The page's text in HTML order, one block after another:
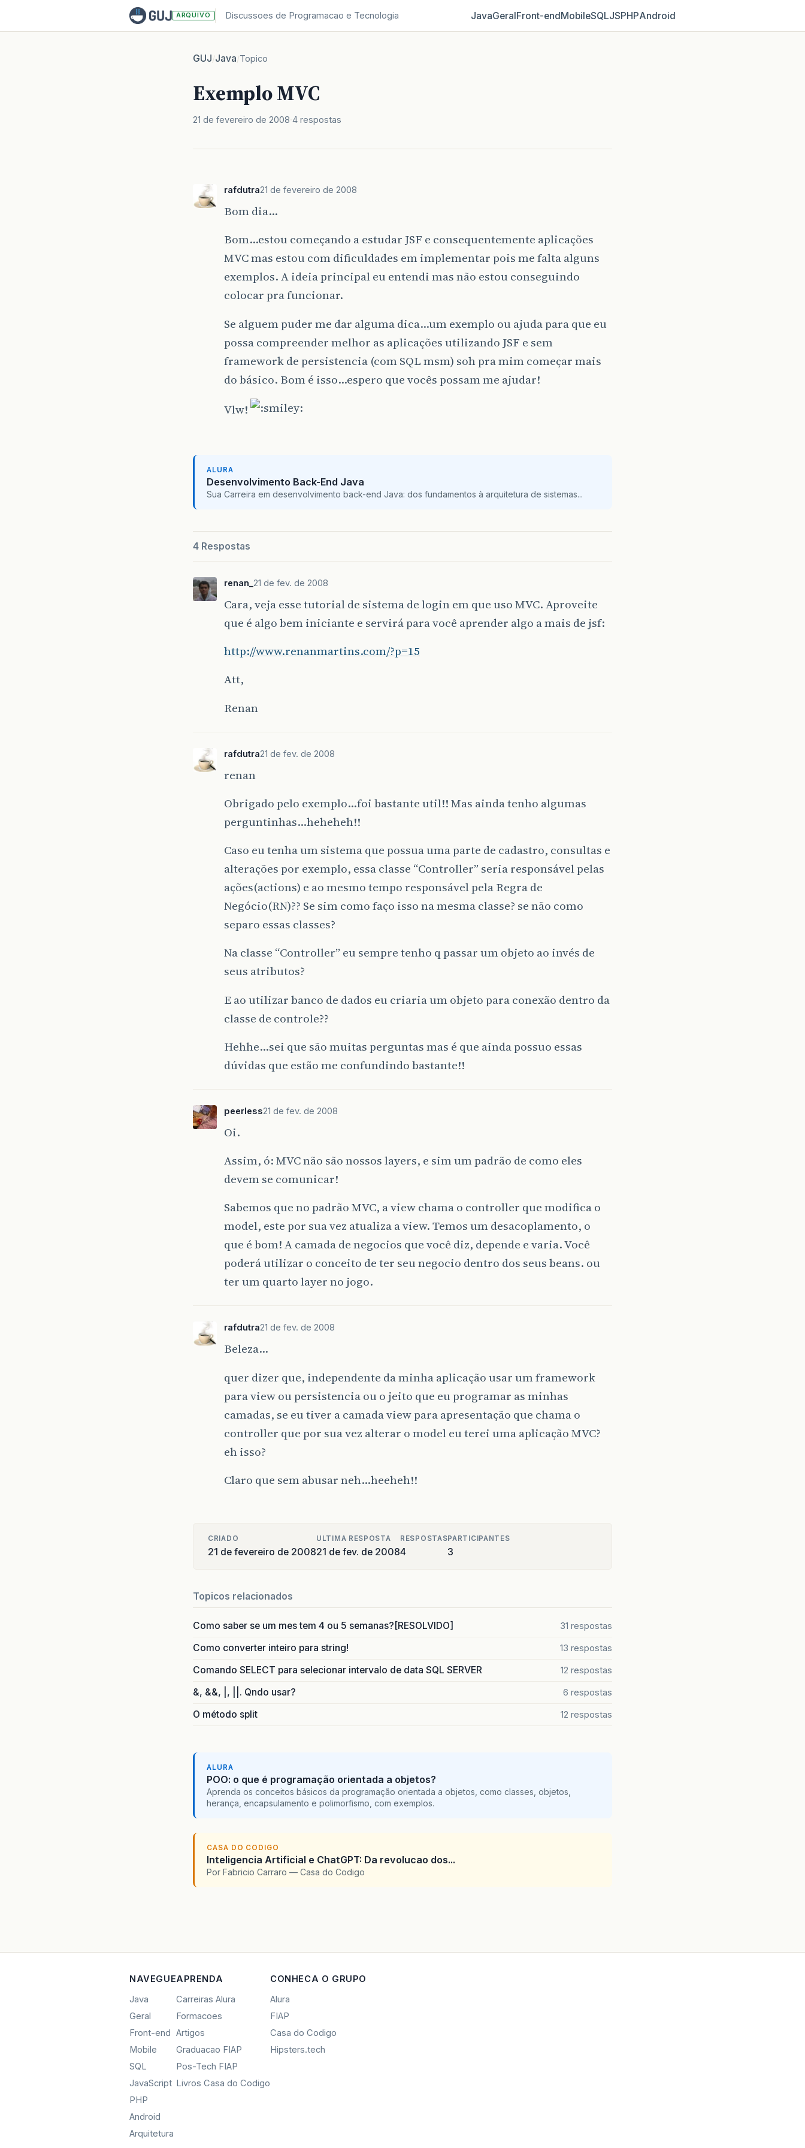
ARQUIVO Discussoes de Programacao e Tecnologia JavaGeralFront‑endMobileSQLJSPHPAndroid
GUJ/Java/Topico
Exemplo MVC
21 de fevereiro de 2008 4 respostas
rafdutra21 de fevereiro de 2008
Bom dia…
Bom…estou começando a estudar JSF e consequentemente aplicações
MVC mas estou com dificuldades em implementar pois me falta alguns
exemplos. A ideia principal eu entendi mas não estou conseguindo
colocar pra funcionar.
Se alguem puder me dar alguma dica…um exemplo ou ajuda para que eu
possa compreender melhor as aplicações utilizando JSF e sem
framework de persistencia (com SQL msm) soh pra mim começar mais
do básico. Bom é isso…espero que vocês possam me ajudar!
Vlw!
ALURA
Desenvolvimento Back-End Java
Sua Carreira em desenvolvimento back-end Java: dos fundamentos à arquitetura de sistemas...
4 Respostas
renan_21 de fev. de 2008
Cara, veja esse tutorial de sistema de login em que uso MVC. Aproveite
que é algo bem iniciante e servirá para você aprender algo a mais de jsf:
http://www.renanmartins.com/?p=15
Att,
Renan
rafdutra21 de fev. de 2008
renan
Obrigado pelo exemplo…foi bastante util!! Mas ainda tenho algumas
perguntinhas…heheheh!!
Caso eu tenha um sistema que possua uma parte de cadastro, consultas e
alterações por exemplo, essa classe “Controller” seria responsável pelas
ações(actions) e ao mesmo tempo responsável pela Regra de
Negócio(RN)?? Se sim como faço isso na mesma classe? se não como
separo essas classes?
Na classe “Controller” eu sempre tenho q passar um objeto ao invés de
seus atributos?
E ao utilizar banco de dados eu criaria um objeto para conexão dentro da
classe de controle??
Hehhe…sei que são muitas perguntas mas é que ainda possuo essas
dúvidas que estão me confundindo bastante!!
peerless21 de fev. de 2008
Oi.
Assim, ó: MVC não são nossos layers, e sim um padrão de como eles
devem se comunicar!
Sabemos que no padrão MVC, a view chama o controller que modifica o
model, este por sua vez atualiza a view. Temos um desacoplamento, o
que é bom! A camada de negocios que você diz, depende e varia. Você
poderá utilizar o conceito de ter seu negocio dentro dos seus beans. ou
ter um quarto layer no jogo.
rafdutra21 de fev. de 2008
Beleza…
quer dizer que, independente da minha aplicação usar um framework
para view ou persistencia ou o jeito que eu programar as minhas
camadas, se eu tiver a camada view para apresentação que chama o
controller que por sua vez alterar o model eu terei uma aplicação MVC?
eh isso?
Claro que sem abusar neh…heeheh!!
CRIADO
21 de fevereiro de 2008
ULTIMA RESPOSTA
21 de fev. de 2008
RESPOSTAS
4
PARTICIPANTES
3
Topicos relacionados
Como saber se um mes tem 4 ou 5 semanas?[RESOLVIDO] 31 respostas
Como converter inteiro para string! 13 respostas
Comando SELECT para selecionar intervalo de data SQL SERVER 12 respostas
&, &&, |, ||. Qndo usar? 6 respostas
O método split 12 respostas
ALURA
POO: o que é programação orientada a objetos?
Aprenda os conceitos básicos da programação orientada a objetos, como classes, objetos,
herança, encapsulamento e polimorfismo, com exemplos.
CASA DO CODIGO
Inteligencia Artificial e ChatGPT: Da revolucao dos...
Por Fabricio Carraro — Casa do Codigo
NAVEGUE
Java
Geral
Front-end
Mobile
SQL
JavaScript
PHP
Android
Arquitetura
APRENDA
Carreiras Alura
Formacoes
Artigos
Graduacao FIAP
Pos-Tech FIAP
Livros Casa do Codigo
CONHECA O GRUPO
Alura
FIAP
Casa do Codigo
Hipsters.tech